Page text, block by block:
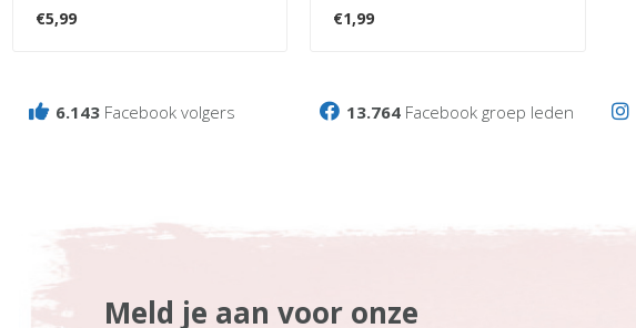
€5,99 €1,99
6.143 Facebook volgers 13.764 Facebook groep leden
Meld je aan voor onze